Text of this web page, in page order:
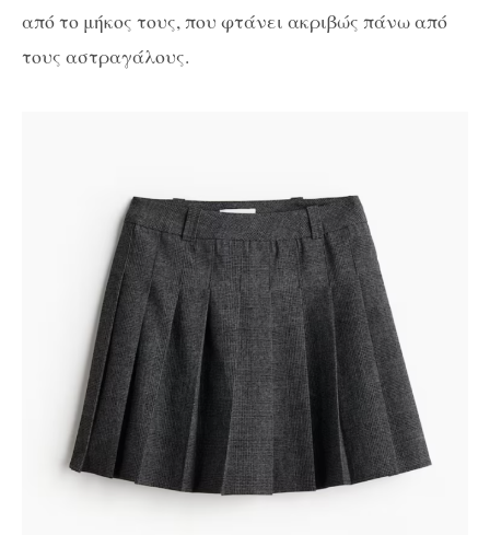
από το μήκος τους, που φτάνει ακριβώς πάνω από
τους αστραγάλους.